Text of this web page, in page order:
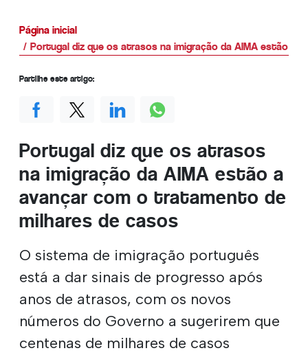
Página inicial
Portugal diz que os atrasos na imigração da AIMA estão a
Portugal diz que os atrasos
na imigração da AIMA estão a
avançar com o tratamento de
milhares de casos
O sistema de imigração português
está a dar sinais de progresso após
anos de atrasos, com os novos
números do Governo a sugerirem que
centenas de milhares de casos
Partilhe este artigo: